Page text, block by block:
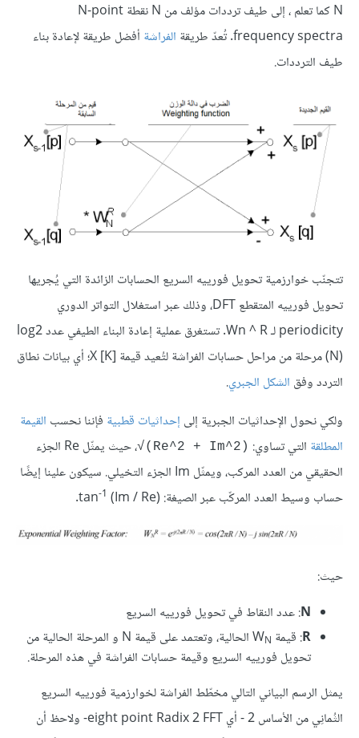
N كما تعلم ، إلى طيف ترددات مؤلف من N نقطة N-point
frequency spectra. تُعدّ طريقة
الفراشة أفضل طريقة لإعادة بناء
طيف الترددات.
تتجنّب خوارزمية تحويل فورييه السريع الحسابات الزائدة التي يُجريها
تحويل فورييه المتقطع DFT، وذلك عبر استغلال التواتر الدوري
periodicity لـ Wn ^ R. تستغرق عملية إعادة البناء الطيفي عدد log2
(N)‎‎ مرحلة من مراحل حسابات الفراشة لتُعيد قيمة X [K]‎‎؛ أي بيانات نطاق
التردد وفق الشكل الجبري.
ولكي نحول الإحداثيات الجبرية إلى إحداثيات قطبية فإننا نحسب القيمة
المطلقة التي تساوي: ‎√‎(Re^2 + Im^2)
، حيث يمثّل Re الجزء
الحقيقي من العدد المركب، ويمثّل Im الجزء التخيلي. سيكون علينا إيضًا
حساب وسيط العدد المركّب عبر الصيغة: tan
-1 (Im / Re)‎‎.
حيث:
N: عدد النقاط في تحويل فورييه السريع
R: قيمة W N
الحالية، وتعتمد على قيمة N و المرحلة الحالية من
تحويل فورييه السريع وقيمة حسابات الفراشة في هذه المرحلة.
يمثل الرسم البياني التالي مخطّط الفراشة لخوارزمية فورييه السريع
الثُمانِي من الأساس 2 - أي eight point Radix 2 FFT- ولاحظ أن